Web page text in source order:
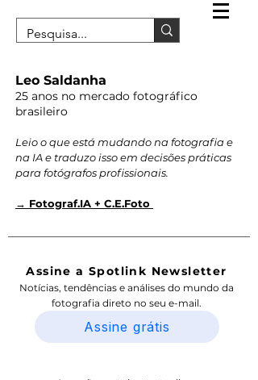
Leo Saldanha
25 anos no mercado fotográfico
brasileiro
Leio o que está mudando na fotografia e
na IA e traduzo isso em decisões práticas
para fotógrafos profissionais.
→ Fotograf.IA + C.E.Foto
Assine a Spotlink Newsletter
Notícias, tendências e análises do mundo da
fotografia direto no seu e-mail.
Assine grátis